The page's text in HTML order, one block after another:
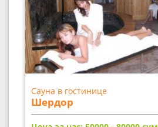
Сауна в гостинице
Шердор